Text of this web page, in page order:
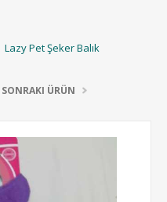
Lazy Pet Şeker Balık
SONRAKI ÜRÜN